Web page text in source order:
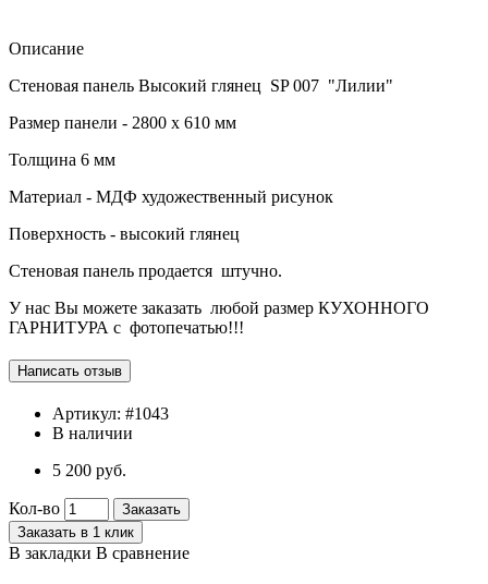
Описание
Стеновая панель Высокий глянец SP 007 "Лилии"
Размер панели - 2800 х 610 мм
Толщина 6 мм
Материал - МДФ художественный рисунок
Поверхность - высокий глянец
Стеновая панель продается штучно.
У нас Вы можете заказать любой размер КУХОННОГО
ГАРНИТУРА с фотопечатью!!!
Артикул: #1043
В наличии
5 200 руб.
Кол-во
Заказать
Заказать в 1 клик
В закладки В сравнение